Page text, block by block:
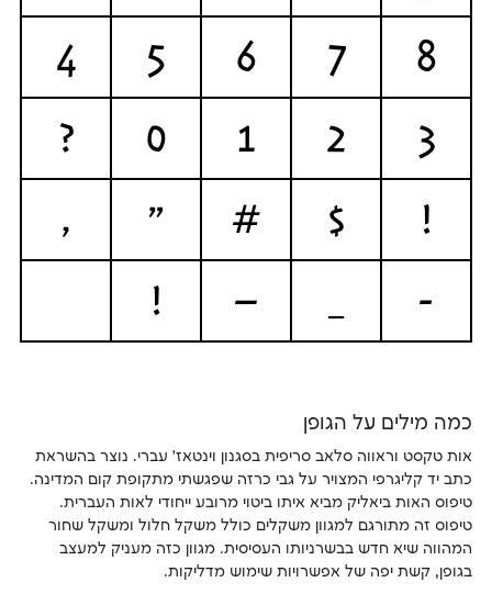
8
7
6
5
4
3
2
1
0
?
!
$
#
"
,
-
—
!
כמה מילים על הגופן
בגופן, קשת יפה של אפשרויות שימוש מדליקות.